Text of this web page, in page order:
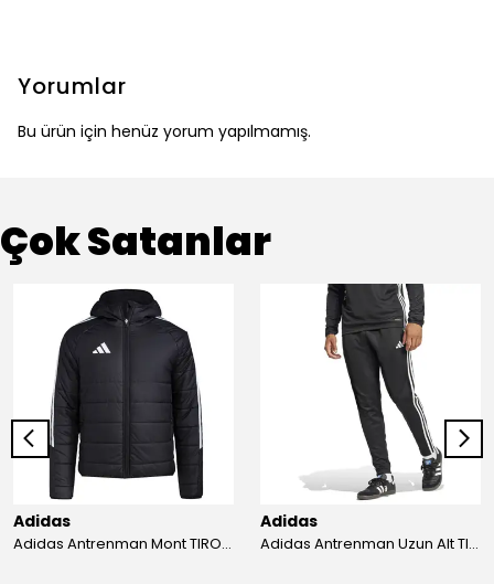
Yorumlar
Bu ürün için henüz yorum yapılmamış.
Çok Satanlar
Adidas
Adidas Antrenman Mont TIRO24 WINT JKT IJ7388
Adidas
Adidas Antrenman Uzun Alt TIRO ES PNT JD0442